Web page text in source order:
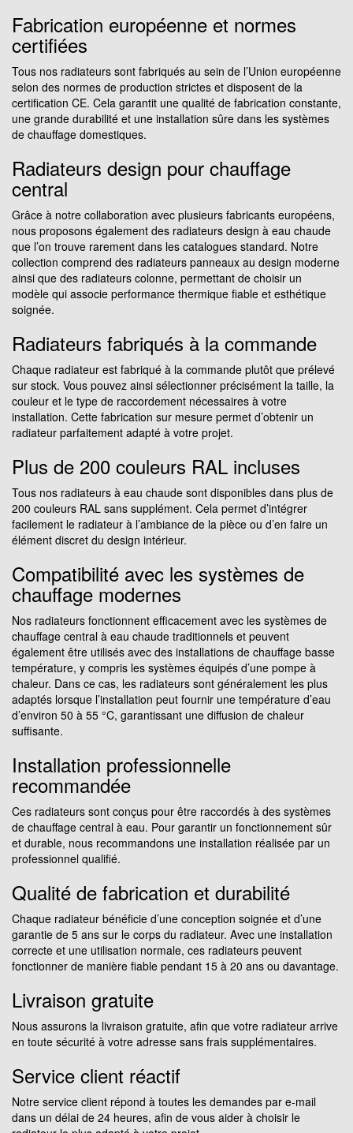
Fabrication européenne et normes
certifiées
Tous nos radiateurs sont fabriqués au sein de l’Union européenne
selon des normes de production strictes et disposent de la
certification CE. Cela garantit une qualité de fabrication constante,
une grande durabilité et une installation sûre dans les systèmes
de chauffage domestiques.
Radiateurs design pour chauffage
central
Grâce à notre collaboration avec plusieurs fabricants européens,
nous proposons également des radiateurs design à eau chaude
que l’on trouve rarement dans les catalogues standard. Notre
collection comprend des radiateurs panneaux au design moderne
ainsi que des radiateurs colonne, permettant de choisir un
modèle qui associe performance thermique fiable et esthétique
soignée.
Radiateurs fabriqués à la commande
Chaque radiateur est fabriqué à la commande plutôt que prélevé
sur stock. Vous pouvez ainsi sélectionner précisément la taille, la
couleur et le type de raccordement nécessaires à votre
installation. Cette fabrication sur mesure permet d’obtenir un
radiateur parfaitement adapté à votre projet.
Plus de 200 couleurs RAL incluses
Tous nos radiateurs à eau chaude sont disponibles dans plus de
200 couleurs RAL sans supplément. Cela permet d’intégrer
facilement le radiateur à l’ambiance de la pièce ou d’en faire un
élément discret du design intérieur.
Compatibilité avec les systèmes de
chauffage modernes
Nos radiateurs fonctionnent efficacement avec les systèmes de
chauffage central à eau chaude traditionnels et peuvent
également être utilisés avec des installations de chauffage basse
température, y compris les systèmes équipés d’une pompe à
chaleur. Dans ce cas, les radiateurs sont généralement les plus
adaptés lorsque l’installation peut fournir une température d’eau
d’environ 50 à 55 °C, garantissant une diffusion de chaleur
suffisante.
Installation professionnelle
recommandée
Ces radiateurs sont conçus pour être raccordés à des systèmes
de chauffage central à eau. Pour garantir un fonctionnement sûr
et durable, nous recommandons une installation réalisée par un
professionnel qualifié.
Qualité de fabrication et durabilité
Chaque radiateur bénéficie d’une conception soignée et d’une
garantie de 5 ans sur le corps du radiateur. Avec une installation
correcte et une utilisation normale, ces radiateurs peuvent
fonctionner de manière fiable pendant 15 à 20 ans ou davantage.
Livraison gratuite
Nous assurons la livraison gratuite, afin que votre radiateur arrive
en toute sécurité à votre adresse sans frais supplémentaires.
Service client réactif
Notre service client répond à toutes les demandes par e-mail
dans un délai de 24 heures, afin de vous aider à choisir le